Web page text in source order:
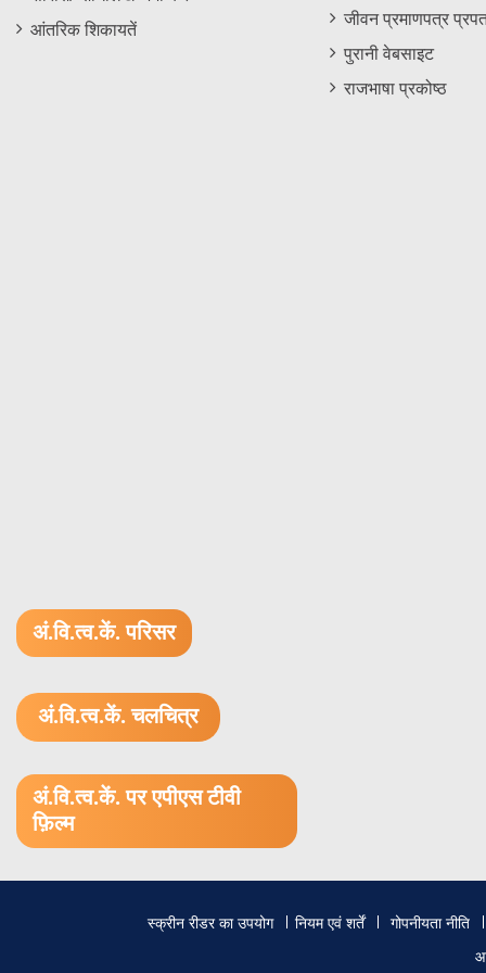
आंतरिक शिकायतें
जीवन प्रमाणपत्र
पुरानी वेबसाइट
राजभाषा प्रकोष्ठ
अं.वि.त्व.कें. परिसर
अं.वि.त्व.कें. चलचित्र
अं.वि.त्व.कें. पर एपीएस टीवी
फ़िल्म
स्क्रीन रीडर का उपयोग नियम एवं शर्तें
गोपनीयता नीति